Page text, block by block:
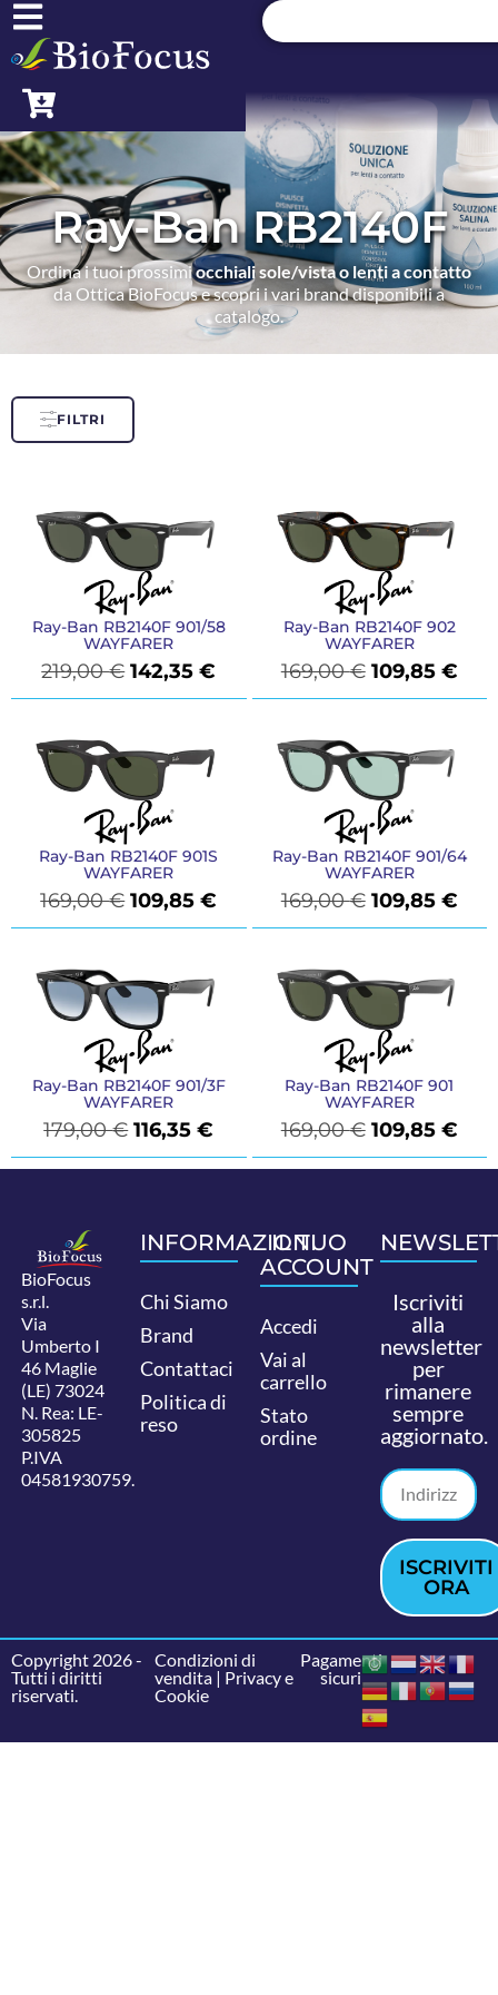
Ray-Ban RB2140F
Ordina i tuoi prossimiocchiali sole/vista o lenti a contatto
da Ottica BioFocus e scopri i vari brand disponibili a
catalogo.
FILTRI
Ray-Ban RB2140F 901/58
WAYFARER
219,00€ 142,35€
Ray-Ban RB2140F 902
WAYFARER
169,00€ 109,85 €
Ray-Ban RB2140F 901S
WAYFARER
169,00€ 109,85€
Ray-Ban RB2140F 901/64
WAYFARER
169,00€ 109,85 €
Ray-Ban RB2140F 901/3F
WAYFARER
179,00€ 116,35€
Ray-Ban RB2140F 901
WAYFARER
169,00€ 109,85 €
BioFocus
s.r.l.
Via
Umberto I
46 Maglie
(LE) 73024
N. Rea: LE-
305825
P.IVA
04581930759.
INFORMAZIONI
Chi Siamo
Brand
Contattaci
Politica di
reso
IL TUO
ACCOUNT
Accedi
Vai al
carrello
Stato
ordine
Iscriviti
alla
newsletter
per
rimanere
sempre
aggiornato.
ISCRIVITI
ORA
Copyright 2026 -
Tutti i diritti
riservati.
Condizioni di
vendita| Privacy e
Cookie
Pagamenti
sicuri